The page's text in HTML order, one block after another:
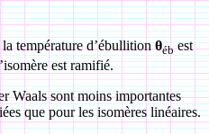
la température d’ébullitionθébest
est ramifié.
Waals sont moins importantes
que pour les isomères linéaires.